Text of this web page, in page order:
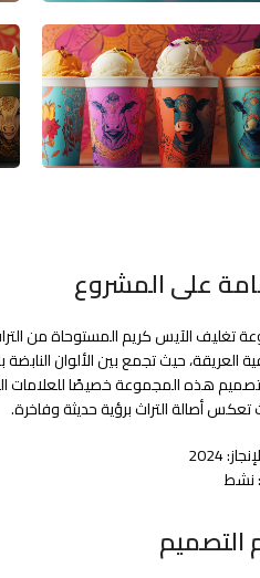
على المشروع
تغليف الآيس كريم المستوحاة من
العريقة، حيث تجمع بين الألوان
تصميم هذه المجموعة خصيصًا للعلامات
تعكس أصالة التراث برؤية حديثة وفاخرة.
2024
نشط